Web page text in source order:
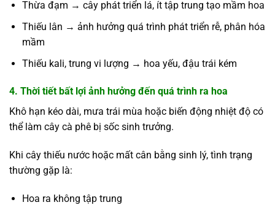
Thừa đạm → cây phát triển lá, ít tập trung tạo mầm hoa
Thiếu lân → ảnh hưởng quá trình phát triển rễ, phân hóa
mầm
Thiếu kali, trung vi lượng → hoa yếu, đậu trái kém
4. Thời tiết bất lợi ảnh hưởng đến quá trình ra hoa
Khô hạn kéo dài, mưa trái mùa hoặc biến động nhiệt độ có
thể làm cây cà phê bị sốc sinh trưởng.
Khi cây thiếu nước hoặc mất cân bằng sinh lý, tình trạng
thường gặp là:
Hoa ra không tập trung